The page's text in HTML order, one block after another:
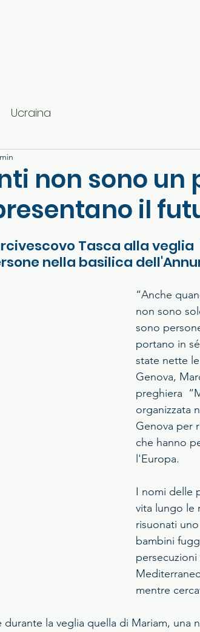
Ucraina
non sono un
il
Tasca alla veglia
nella basilica
“Anche
non sono
sono
portano in
state nette
Genova,
preghiera
organizzata
Genova per
che hanno
l'Europa.
I nomi delle
vita lungo le
risuonati
bambini
mentre
durante la veglia quella di Mariam, una